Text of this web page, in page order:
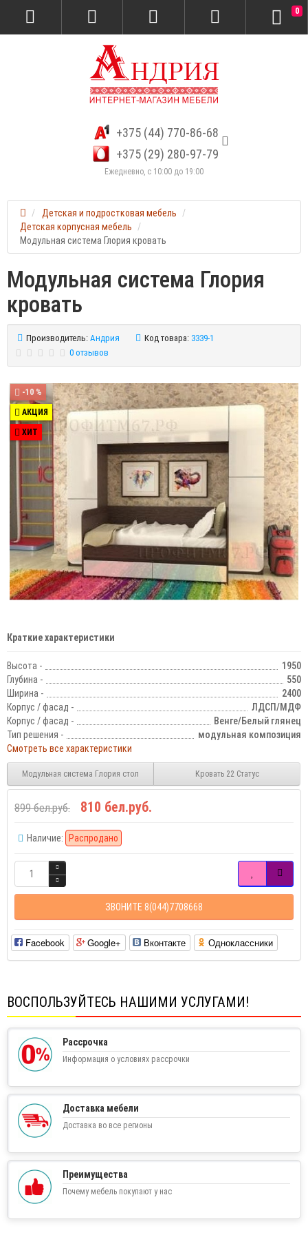
+375 (44) 770-86-68
+375 (29) 280-97-79
Ежедневно, с 10:00 до 19:00
0
Детская и подростковая мебель
Детская корпусная мебель
Модульная система Глория кровать
Модульная система Глория
кровать
Производитель: Андрия Код товара: 3339-1
0 отзывов
-10 %
АКЦИЯ
ХИТ
Краткие характеристики
Высота -
1950
Глубина -
550
Ширина -
2400
Корпус / фасад -
ЛДСП/МДФ
Корпус / фасад -
Венге/Белый глянец
Тип решения -
модульная композиция
Смотреть все характеристики
Модульная система Глория стол Кровать 22 Статус
899 бел.руб. 810 бел.руб.
Наличие: Распродано
ЗВОНИТЕ 8(044)7708668
Facebook Google+ Вконтакте Одноклассники
ВОСПОЛЬЗУЙТЕСЬ НАШИМИ УСЛУГАМИ!
Рассрочка
Информация о условиях рассрочки
Доставка мебели
Доставка во все регионы
Преимущества
Почему мебель покупают у нас